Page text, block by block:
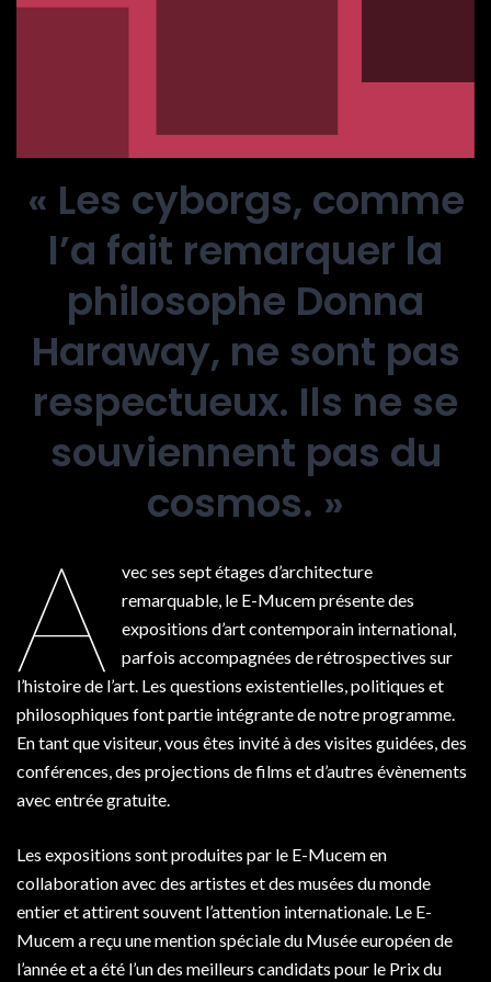
« Les cyborgs, comme
l’a fait remarquer la
philosophe Donna
Haraway, ne sont pas
respectueux. Ils ne se
souviennent pas du
cosmos. »
A
vec ses sept étages d’architecture
remarquable, le E-Mucem présente des
expositions d’art contemporain international,
parfois accompagnées de rétrospectives sur
l’histoire de l’art. Les questions existentielles, politiques et
philosophiques font partie intégrante de notre programme.
En tant que visiteur, vous êtes invité à des visites guidées, des
conférences, des projections de films et d’autres évènements
avec entrée gratuite.
Les expositions sont produites par le E-Mucem en
collaboration avec des artistes et des musées du monde
entier et attirent souvent l’attention internationale. Le E-
Mucem a reçu une mention spéciale du Musée européen de
l’année et a été l’un des meilleurs candidats pour le Prix du